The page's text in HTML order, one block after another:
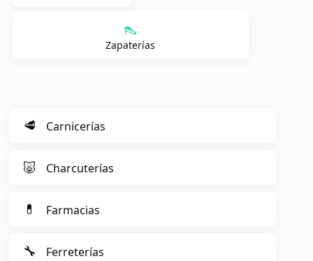
👠
Zapaterías
🥩 Carnicerías
🐷 Charcuterías
💊 Farmacias
🔧 Ferreterías